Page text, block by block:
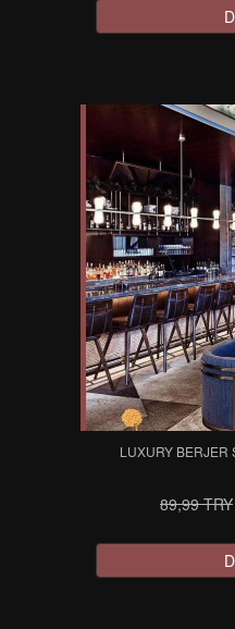
LUXURY BERJER
89,99 TRY